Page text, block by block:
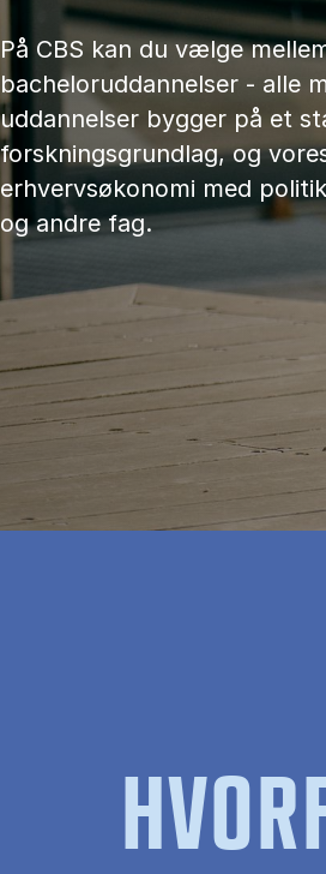
På CBS kan du vælge
bacheloruddannelser - alle
uddannelser bygger på et
forskningsgrundlag, og
erhvervsøkonomi med
og andre fag.